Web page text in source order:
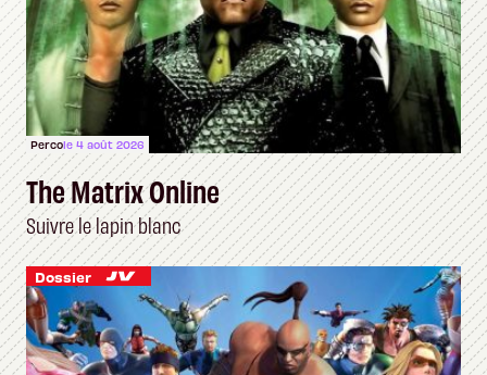
Percole 4 août 2026
The Matrix Online
Suivre le lapin blanc
Dossier